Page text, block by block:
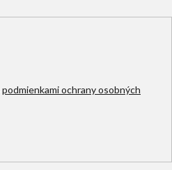
podmienkami ochrany osobných